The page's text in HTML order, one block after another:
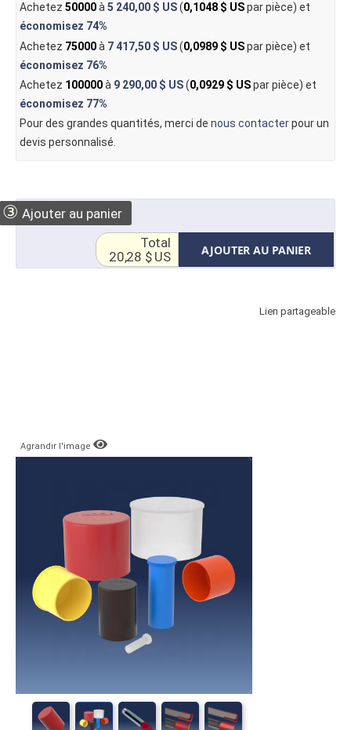
Achetez 50000à5 240,00 $ US(0,1048 $ USpar pièce) et
économisez 74%
Achetez 75000à 7 417,50 $ US(0,0989 $ USpar pièce) et
économisez 76%
Achetez 100000à 9 290,00 $ US(0,0929 $ USpar pièce) et
économisez 77%
Pour des grandes quantités, merci de nous contacterpour un
devis personnalisé.
③ Ajouter au panier
AJOUTER AU PANIER
Total
20,28 $ US
Lien partageable
Agrandir l'image